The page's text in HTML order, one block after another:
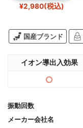
¥2,980(税込)
国産ブランド
イオン導出入効果
振動回数
メーカー会社名